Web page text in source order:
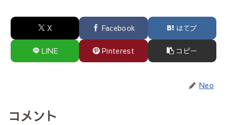
X Facebook はてブ
LINE Pinterest コピー
Neo
コメント